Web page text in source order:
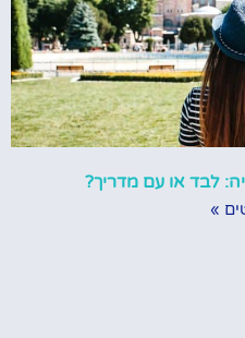
לבד או עם מדריך?
»